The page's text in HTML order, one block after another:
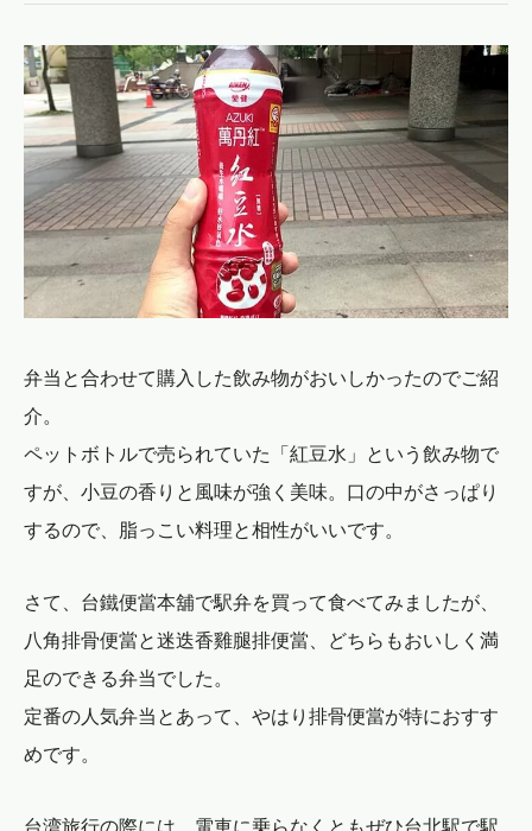
弁当と合わせて購入した飲み物がおいしかったのでご紹
介。
ペットボトルで売られていた「紅豆水」という飲み物で
すが、小豆の香りと風味が強く美味。口の中がさっぱり
するので、脂っこい料理と相性がいいです。
さて、台鐵便當本舖で駅弁を買って食べてみましたが、
八角排骨便當と迷迭香雞腿排便當、どちらもおいしく満
足のできる弁当でした。
定番の人気弁当とあって、やはり排骨便當が特におすす
めです。